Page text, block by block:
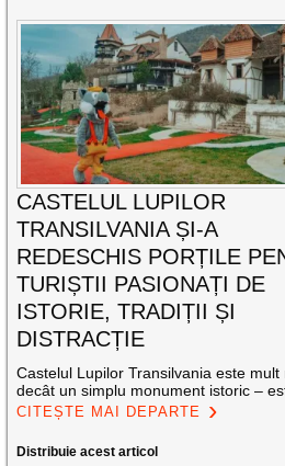
CASTELUL LUPILOR
TRANSILVANIA ȘI-A
REDESCHIS PORȚILE
TURIȘTII PASIONAȚI DE
ISTORIE, TRADIȚII ȘI
DISTRACȚIE
Castelul Lupilor Transilvania este mult
decât un simplu monument istoric –
CITEȘTE MAI DEPARTE
Distribuie acest articol